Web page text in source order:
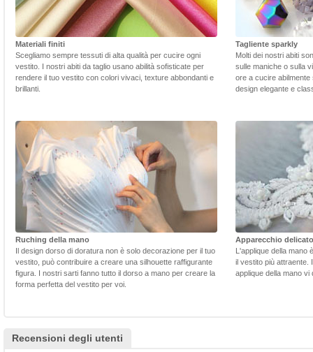
Materiali finiti
Scegliamo sempre tessuti di alta qualità per cucire ogni
vestito. I nostri abiti da taglio usano abilità sofisticate per
rendere il tuo vestito con colori vivaci, texture abbondanti e
brillanti.
Tagliente sparkly
Molti dei nostri abiti
sulle maniche o sulla
ore a cucire
design elegante e
Ruching della mano
Il design dorso di doratura non è solo decorazione per il tuo
vestito, può contribuire a creare una silhouette raffigurante
figura. I nostri sarti fanno tutto il dorso a mano per creare la
forma perfetta del vestito per voi.
Apparecchio delicato
L'applique della mano
il vestito più attraente.
applique della mano
Recensioni degli utenti